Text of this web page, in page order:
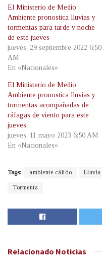
El Ministerio de Medio
Ambiente pronostica lluvias y
tormentas para tarde y noche
de este jueves
jueves, 29 septiembre 2022 6:50
AM
En «Nacionales»
El Ministerio de Medio
Ambiente pronostica lluvias y
tormentas acompañadas de
ráfagas de viento para este
jueves
jueves, 11 mayo 2023 6:50 AM
En «Nacionales»
Tags: ambiente cálido Lluvia
Tormenta
Relacionado Noticias